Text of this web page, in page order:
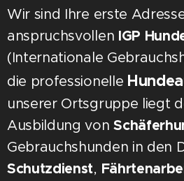
Wir sind Ihre erste
anspruchsvollen IGP
(Internationale
die professionelle
unserer Ortsgruppe liegt
Ausbildung von
Gebrauchshunden in den
Schutzdienst,